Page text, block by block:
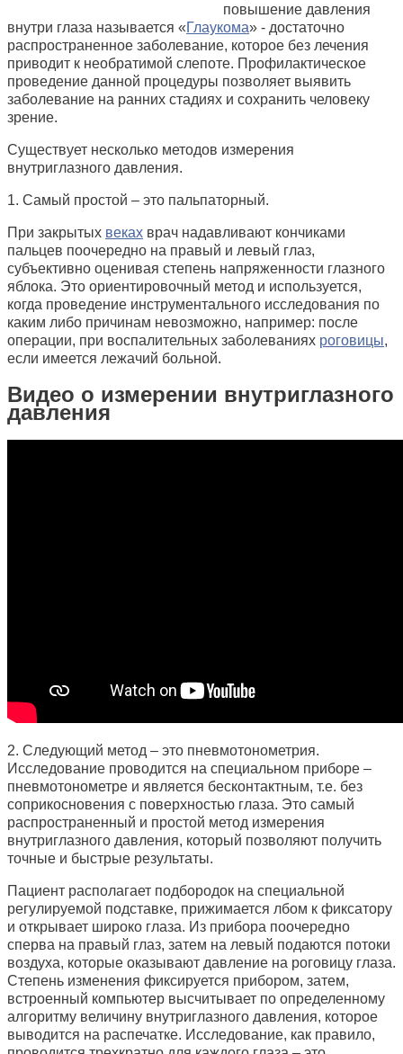
повышение давления
внутри глаза называется «Глаукома» - достаточно
распространенное заболевание, которое без лечения
приводит к необратимой слепоте. Профилактическое
проведение данной процедуры позволяет выявить
заболевание на ранних стадиях и сохранить человеку
зрение.
Существует несколько методов измерения
внутриглазного давления.
1. Самый простой – это пальпаторный.
При закрытых веках врач надавливают кончиками
пальцев поочередно на правый и левый глаз,
субъективно оценивая степень напряженности глазного
яблока. Это ориентировочный метод и используется,
когда проведение инструментального исследования по
каким либо причинам невозможно, например: после
операции, при воспалительных заболеваниях роговицы,
если имеется лежачий больной.
Видео о измерении внутриглазного
давления
2. Следующий метод – это пневмотонометрия.
Исследование проводится на специальном приборе –
пневмотонометре и является бесконтактным, т.е. без
соприкосновения с поверхностью глаза. Это самый
распространенный и простой метод измерения
внутриглазного давления, который позволяют получить
точные и быстрые результаты.
Пациент располагает подбородок на специальной
регулируемой подставке, прижимается лбом к фиксатору
и открывает широко глаза. Из прибора поочередно
сперва на правый глаз, затем на левый подаются потоки
воздуха, которые оказывают давление на роговицу глаза.
Степень изменения фиксируется прибором, затем,
встроенный компьютер высчитывает по определенному
алгоритму величину внутриглазного давления, которое
выводится на распечатке. Исследование, как правило,